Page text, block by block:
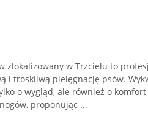
zlokalizowany w Trzcielu to
i troskliwą pielęgnację psów.
o wygląd, ale również o
proponując ...